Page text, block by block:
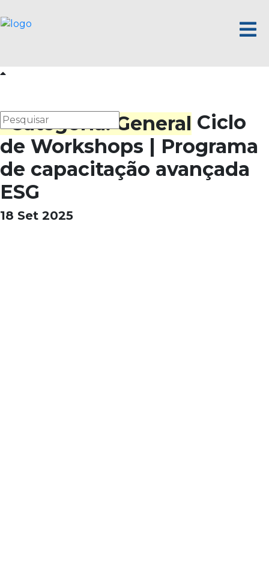
Ciclo
de Workshops | Programa
de capacitação avançada
ESG
18 Set 2025